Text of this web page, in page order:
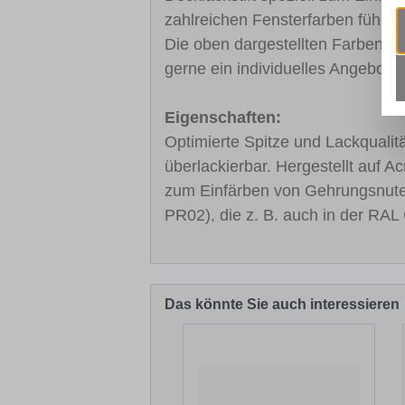
zahlreichen Fensterfarben
Die oben dargestellten Farben
gerne ein individuelles Angebot.
Eigenschaften:
Optimierte Spitze und
überlackierbar. Hergestellt auf
zum Einfärben von
PR02), die z. B. auch in der
Das könnte Sie auch interessieren